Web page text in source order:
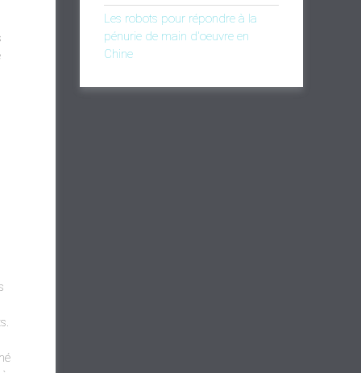
Les robots pour répondre à la
pénurie de main d'oeuvre en
Chine